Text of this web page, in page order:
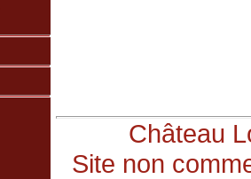
Château
Site non